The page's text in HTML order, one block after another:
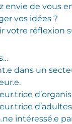
envie de vous
vos idées ?
votre réflexion
dans un
d’adultes
intéressé.e